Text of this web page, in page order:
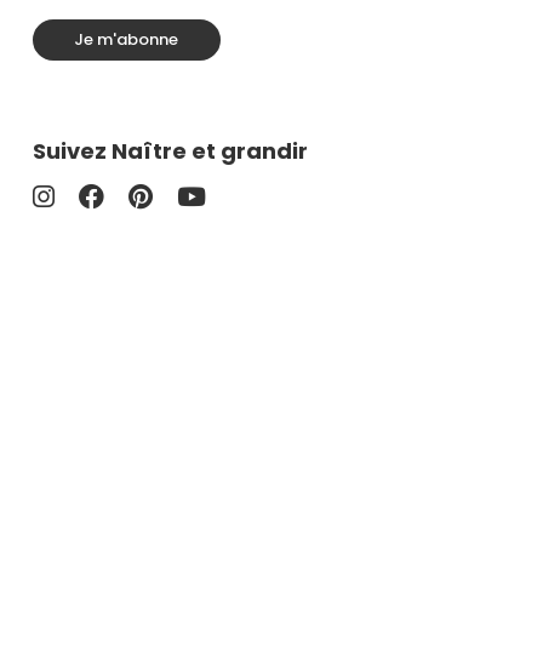
Je m'abonne
Suivez Naître et grandir